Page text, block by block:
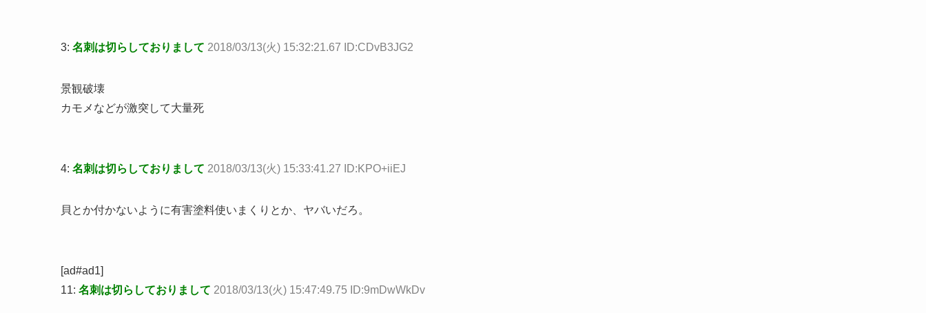
3: 名刺は切らしておりまして 2018/03/13(火) 15:32:21.67 ID:CDvB3JG2
景観破壊
カモメなどが激突して大量死
4: 名刺は切らしておりまして 2018/03/13(火) 15:33:41.27 ID:KPO+iiEJ
貝とか付かないように有害塗料使いまくりとか、ヤバいだろ。
[ad#ad1]
11: 名刺は切らしておりまして 2018/03/13(火) 15:47:49.75 ID:9mDwWkDv